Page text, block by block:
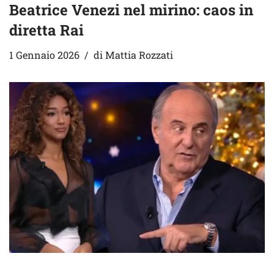
Beatrice Venezi nel mirino: caos in
diretta Rai
1 Gennaio 2026 diMattia Rozzati